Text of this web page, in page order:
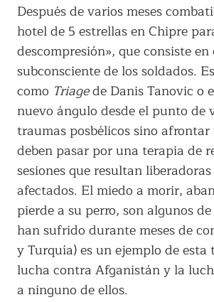
Después de varios meses
hotel de 5 estrellas en Chipre
descompresión», que consiste
subconsciente de los soldados.
como Triagede Danis Tanovic o
nuevo ángulo desde el punto de
traumas posbélicos sino
deben pasar por una terapia de
sesiones que resultan
afectados. El miedo a morir,
pierde a su perro, son algunos
han sufrido durante meses de
y Turquía) es un ejemplo de
lucha contra Afganistán y la
a ninguno de ellos.